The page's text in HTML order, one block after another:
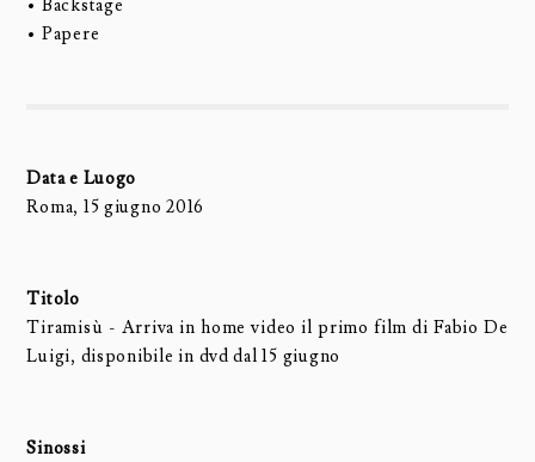
• Backstage
• Papere
Data e Luogo
Roma, 15 giugno 2016
Titolo
Tiramisù - Arriva in home video il primo film di Fabio De
Luigi, disponibile in dvd dal 15 giugno
Sinossi